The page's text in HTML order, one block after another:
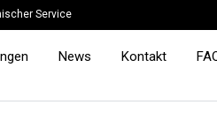
Service
News Kontakt